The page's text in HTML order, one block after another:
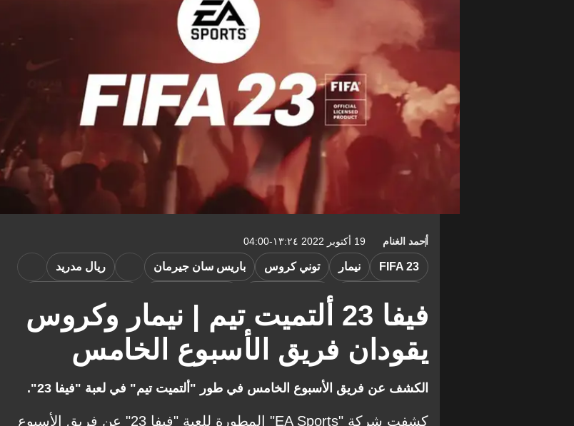
أحمد الغنام 19 أكتوبر 2022 ١٣:٢٤-04:00
فيفا 23 ألتميت تيم | نيمار وكروس
يقودان فريق الأسبوع الخامس
FIFA 23 نيمار توني كروس باريس سان جيرمان ريال مدريد
النصر
الكشف عن فريق الأسبوع الخامس في طور "ألتميت تيم" في لعبة "فيفا 23".
كشفت شركة "EA Sports" المطورة للعبة "فيفا 23" عن فريق الأسبوع